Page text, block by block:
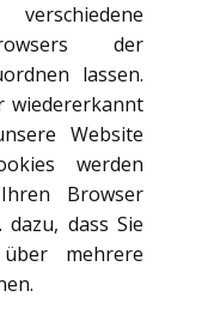
der
lassen.
wiedererkannt
Website
werden
Browser
dazu, dass Sie
mehrere